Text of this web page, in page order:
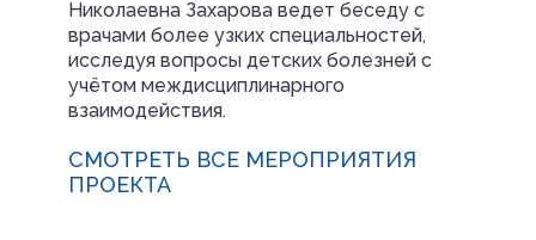
Николаевна Захарова ведет беседу с
врачами более узких специальностей,
исследуя вопросы детских болезней с
учётом междисциплинарного
взаимодействия.
СМОТРЕТЬ ВСЕ МЕРОПРИЯТИЯ
ПРОЕКТА